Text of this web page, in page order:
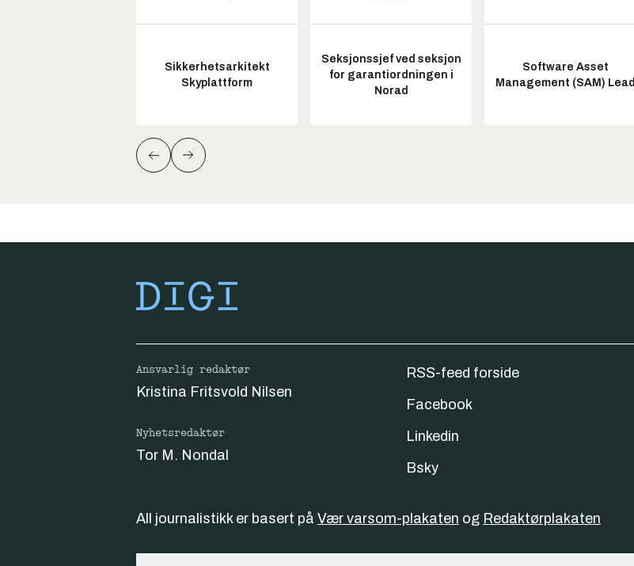
Sikkerhetsarkitekt
Skyplattform
Seksjonssjef ved seksjon
for garantiordningen i
Norad
Software Asset
Management (SAM) Lead
Ansvarlig redaktør
Kristina Fritsvold Nilsen
Nyhetsredaktør
Tor M. Nondal
RSS-feed forside
Facebook
Linkedin
Bsky
All journalistikk er basert på Vær varsom-plakaten og Redaktørplakaten